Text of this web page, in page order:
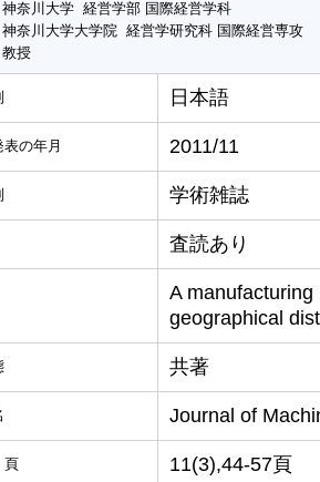
神奈川大学 経営学部 国際経営学科
神奈川大学大学院 経営学研究科 国際経営専攻
教授
日本語
の年月 2011/11
学術雑誌
査読あり
A
geographical
共著
Journal of
頁 11(3),44-57頁